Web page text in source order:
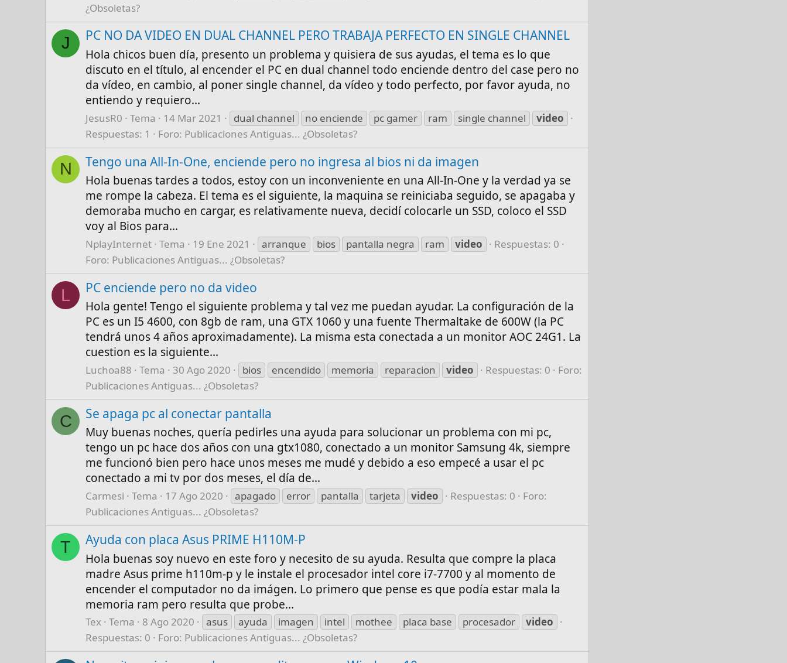
¿Obsoletas?
J PC NO DA VIDEO EN DUAL CHANNEL PERO TRABAJA PERFECTO EN SINGLE CHANNEL
Hola chicos buen día, presento un problema y quisiera de sus ayudas, el tema es lo que
discuto en el título, al encender el PC en dual channel todo enciende dentro del case pero no
da vídeo, en cambio, al poner single channel, da vídeo y todo perfecto, por favor ayuda, no
entiendo y requiero...
JesusR0 Tema 14 Mar 2021 dual channel no enciende pc gamer ram single channel
video
Respuestas: 1
Foro: Publicaciones Antiguas... ¿Obsoletas?
N Tengo una All-In-One, enciende pero no ingresa al bios ni da imagen
Hola buenas tardes a todos, estoy con un inconveniente en una All-In-One y la verdad ya se
me rompe la cabeza. El tema es el siguiente, la maquina se reiniciaba seguido, se apagaba y
demoraba mucho en cargar, es relativamente nueva, decidí colocarle un SSD, coloco el SSD
voy al Bios para...
NplayInternet Tema 19 Ene 2021 arranque bios pantalla negra ram video
Respuestas: 0
Foro: Publicaciones Antiguas... ¿Obsoletas?
L PC enciende pero no da video
Hola gente! Tengo el siguiente problema y tal vez me puedan ayudar. La configuración de la
PC es un I5 4600, con 8gb de ram, una GTX 1060 y una fuente Thermaltake de 600W (la PC
tendrá unos 4 años aproximadamente). La misma esta conectada a un monitor AOC 24G1. La
cuestion es la siguiente...
Luchoa88 Tema 30 Ago 2020 bios encendido memoria reparacion video Respuestas: 0
Foro:
Publicaciones Antiguas... ¿Obsoletas?
C Se apaga pc al conectar pantalla
Muy buenas noches, quería pedirles una ayuda para solucionar un problema con mi pc,
tengo un pc hace dos años con una gtx1080, conectado a un monitor Samsung 4k, siempre
me funcionó bien pero hace unos meses me mudé y debido a eso empecé a usar el pc
conectado a mi tv por dos meses, el día de...
Carmesi Tema 17 Ago 2020 apagado error pantalla tarjeta video Respuestas: 0
Foro:
Publicaciones Antiguas... ¿Obsoletas?
T Ayuda con placa Asus PRIME H110M-P
Hola buenas soy nuevo en este foro y necesito de su ayuda. Resulta que compre la placa
madre Asus prime h110m-p y le instale el procesador intel core i7-7700 y al momento de
encender el computador no da imágen. Lo primero que pense es que podía estar mala la
memoria ram pero resulta que probe...
Tex Tema 8 Ago 2020 asus ayuda imagen intel mothee placa base procesador
video
Respuestas: 0
Foro: Publicaciones Antiguas... ¿Obsoletas?